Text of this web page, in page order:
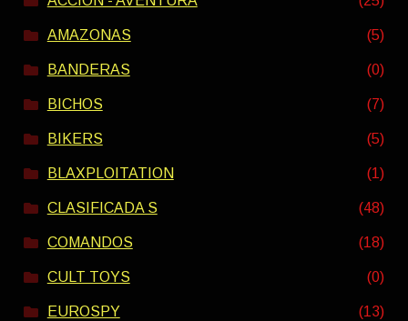
AMAZONAS (5)
BANDERAS (0)
BICHOS (7)
BIKERS (5)
BLAXPLOITATION (1)
CLASIFICADA S (48)
COMANDOS (18)
CULT TOYS (0)
EUROSPY (13)